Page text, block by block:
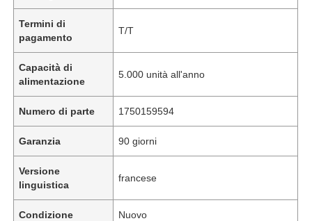
Termini di
pagamento
T/T
Capacità di
alimentazione
5.000 unità all'anno
Numero di parte 1750159594
Garanzia 90 giorni
Versione
linguistica
francese
Condizione Nuovo